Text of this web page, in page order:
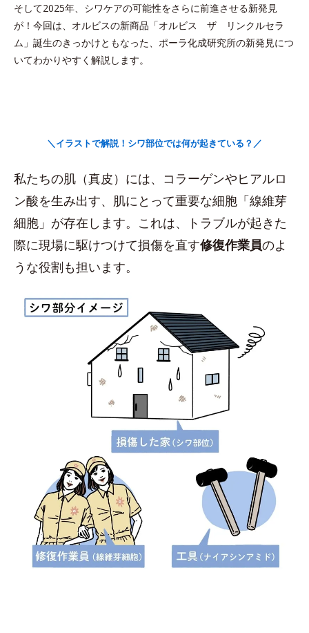
そして2025年、シワケアの可能性をさらに前進させる新発見
が！今回は、オルビスの新商品「オルビス ザ リンクルセラ
ム」誕生のきっかけともなった、ポーラ化成研究所の新発見につ
いてわかりやすく解説します。
＼イラストで解説！シワ部位では何が起きている？／
私たちの肌（真皮）には、コラーゲンやヒアルロ
ン酸を生み出す、肌にとって重要な細胞「線維芽
細胞」が存在します。これは、トラブルが起きた
際に現場に駆けつけて損傷を直す修復作業員のよ
うな役割も担います。